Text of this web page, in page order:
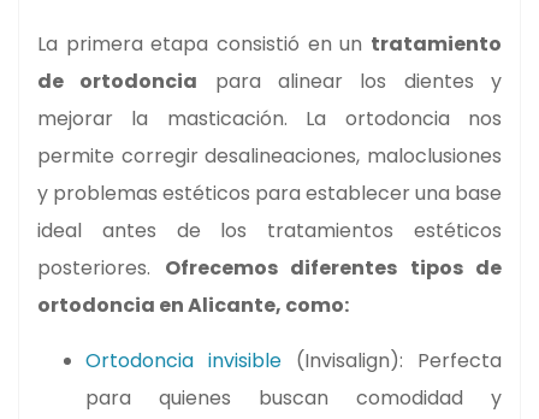
La primera etapa consistió en un tratamiento
de ortodoncia para alinear los dientes y
mejorar la masticación. La ortodoncia nos
permite corregir desalineaciones, maloclusiones
y problemas estéticos para establecer una base
ideal antes de los tratamientos estéticos
posteriores. Ofrecemos diferentes tipos de
ortodoncia en Alicante, como:
Ortodoncia invisible (Invisalign): Perfecta
para quienes buscan comodidad y